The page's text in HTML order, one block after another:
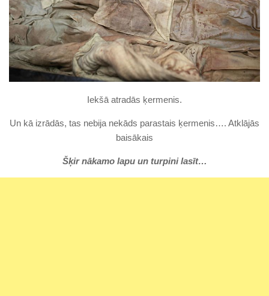
Iekšā atradās ķermenis.
Un kā izrādās, tas nebija nekāds parastais ķermenis…. Atklājās
baisākais
Šķir nākamo lapu un turpini lasīt…